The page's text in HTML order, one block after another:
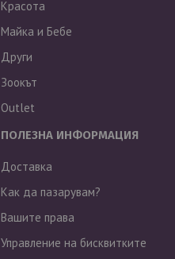
Красота
Майка и Бебе
Други
Зоокът
Outlet
ПОЛЕЗНА ИНФОРМАЦИЯ
Доставка
Как да пазарувам?
Вашите права
Управление на бисквитките